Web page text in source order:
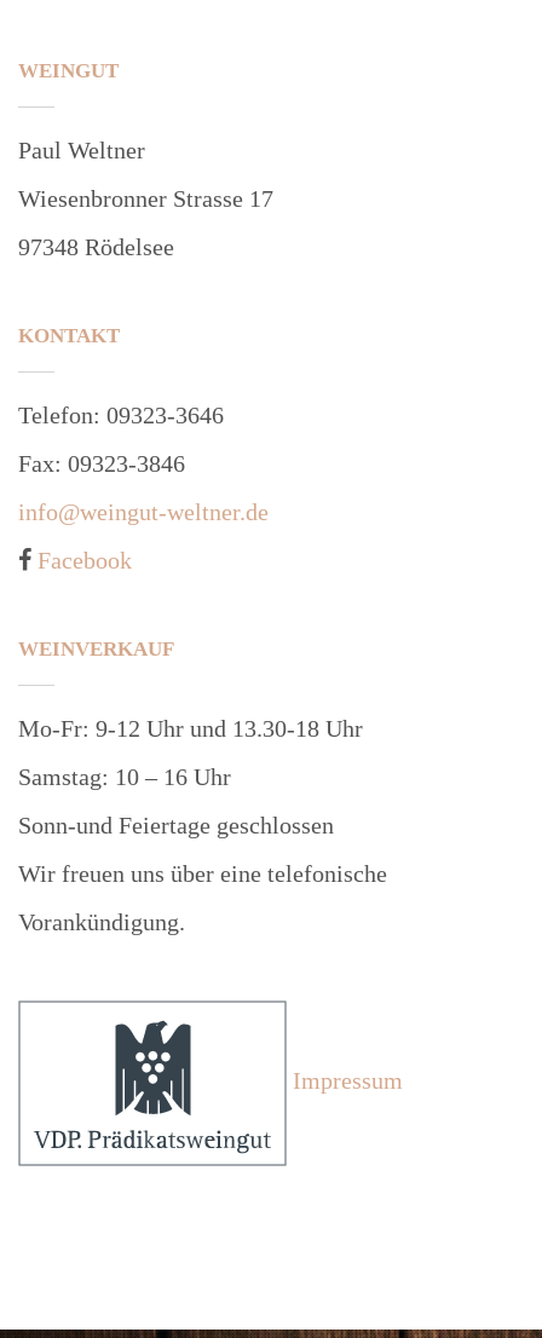
WEINGUT
Paul Weltner
Wiesenbronner Strasse 17
97348 Rödelsee
KONTAKT
Telefon: 09323-3646
Fax: 09323-3846
info@weingut-weltner.de
Facebook
WEINVERKAUF
Mo-Fr: 9-12 Uhr und 13.30-18 Uhr
Samstag: 10 – 16 Uhr
Sonn-und Feiertage geschlossen
Wir freuen uns über eine telefonische
Vorankündigung.
Impressum